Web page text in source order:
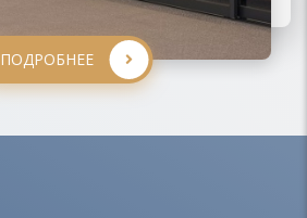
ПОДРОБНЕЕ
ПОДРОБНЕЕ